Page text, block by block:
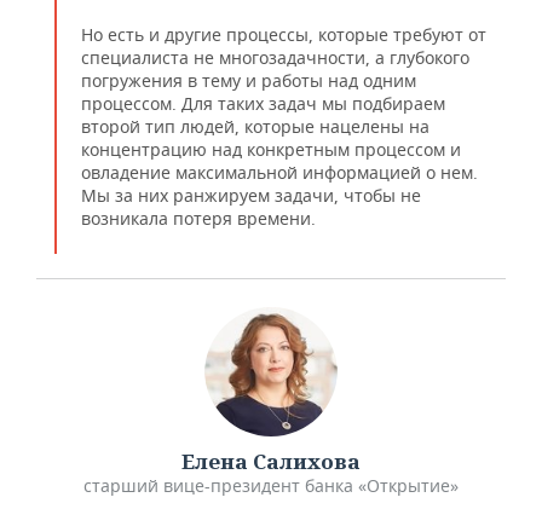
Но есть и другие процессы, которые требуют от
специалиста не многозадачности, а глубокого
погружения в тему и работы над одним
процессом. Для таких задач мы подбираем
второй тип людей, которые нацелены на
концентрацию над конкретным процессом и
овладение максимальной информацией о нем.
Мы за них ранжируем задачи, чтобы не
возникала потеря времени.
Елена Салихова
старший вице-президент банка «Открытие»